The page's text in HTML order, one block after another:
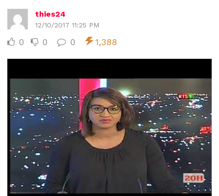
thies24
12/10/2017 11:25 PM
0 0 0 1,388